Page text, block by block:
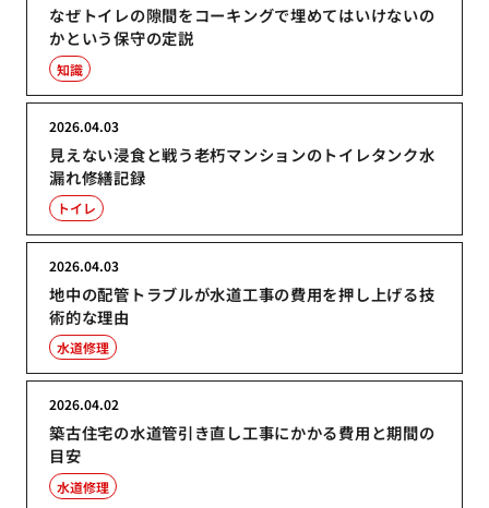
なぜトイレの隙間をコーキングで埋めてはいけないの
かという保守の定説
知識
見えない浸食と戦う老朽マンションのトイレタンク水
漏れ修繕記録
2026.04.03
トイレ
地中の配管トラブルが水道工事の費用を押し上げる技
術的な理由
2026.04.03
水道修理
築古住宅の水道管引き直し工事にかかる費用と期間の
目安
2026.04.02
水道修理